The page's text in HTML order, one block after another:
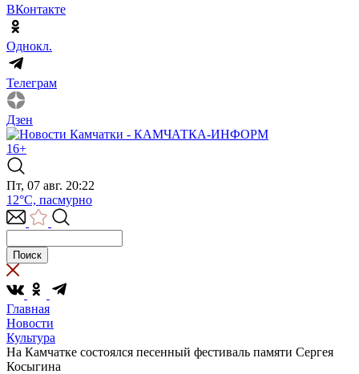
ВКонтакте
Однокл.
Телеграм
Дзен
16+
Пт, 07 авг. 20:22
12°C, пасмурно
Главная
Новости
Культура
На Камчатке состоялся песенный фестиваль памяти Сергея
Косыгина